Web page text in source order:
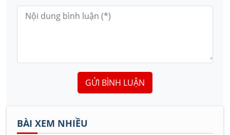
GỬI BÌNH LUẬN
BÀI XEM NHIỀU